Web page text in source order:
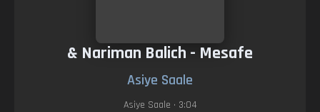
& Nariman Balich - Mesafe
Asiye Saale
Asiye Saale • 3:04